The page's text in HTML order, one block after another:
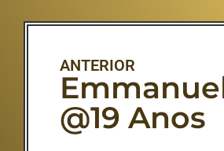
ANTERIOR
@19 Anos